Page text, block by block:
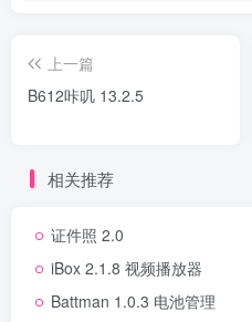
上一篇
B612咔叽 13.2.5
相关推荐
证件照 2.0
iBox 2.1.8 视频播放器
Battman 1.0.3 电池管理